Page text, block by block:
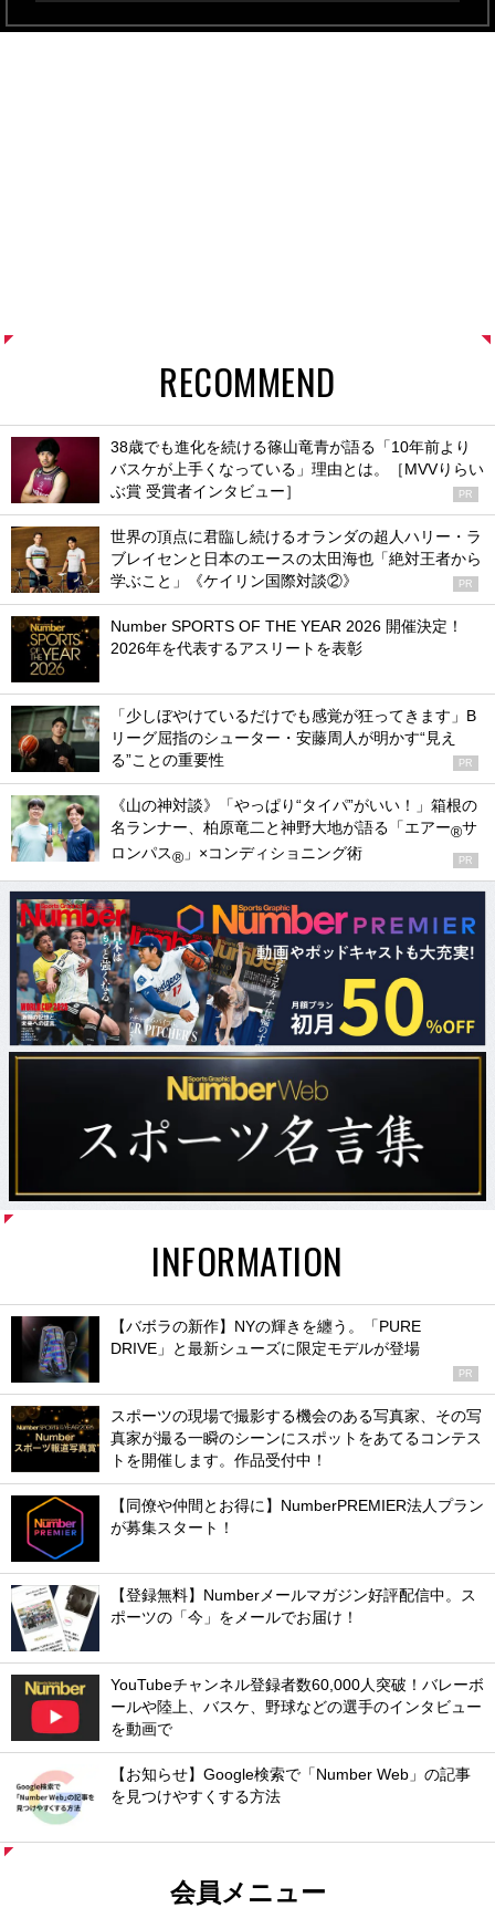
RECOMMEND
38歳でも進化を続ける篠山竜青が語る「10年前より
バスケが上手くなっている」理由とは。［MVVりらい
ぶ賞 受賞者インタビュー］
PR
世界の頂点に君臨し続けるオランダの超人ハリー・ラ
ブレイセンと日本のエースの太田海也「絶対王者から
学ぶこと」《ケイリン国際対談②》
PR
Number SPORTS OF THE YEAR 2026 開催決定！
2026年を代表するアスリートを表彰
「少しぼやけているだけでも感覚が狂ってきます」B
リーグ屈指のシューター・安藤周人が明かす“見え
る”ことの重要性
PR
《山の神対談》「やっぱり“タイパ”がいい！」箱根の
名ランナー、柏原竜二と神野大地が語る「エアー®サ
ロンパス® 」×コンディショニング術 PR
INFORMATION
【バボラの新作】NYの輝きを纏う。「PURE
DRIVE」と最新シューズに限定モデルが登場
PR
スポーツの現場で撮影する機会のある写真家、その写
真家が撮る一瞬のシーンにスポットをあてるコンテス
トを開催します。作品受付中！
【同僚や仲間とお得に】NumberPREMIER法人プラン
が募集スタート！
【登録無料】Numberメールマガジン好評配信中。ス
ポーツの「今」をメールでお届け！
YouTubeチャンネル登録者数60,000人突破！バレーボ
ールや陸上、バスケ、野球などの選手のインタビュー
を動画で
【お知らせ】Google検索で「Number Web」の記事
を見つけやすくする方法
会員メニュー